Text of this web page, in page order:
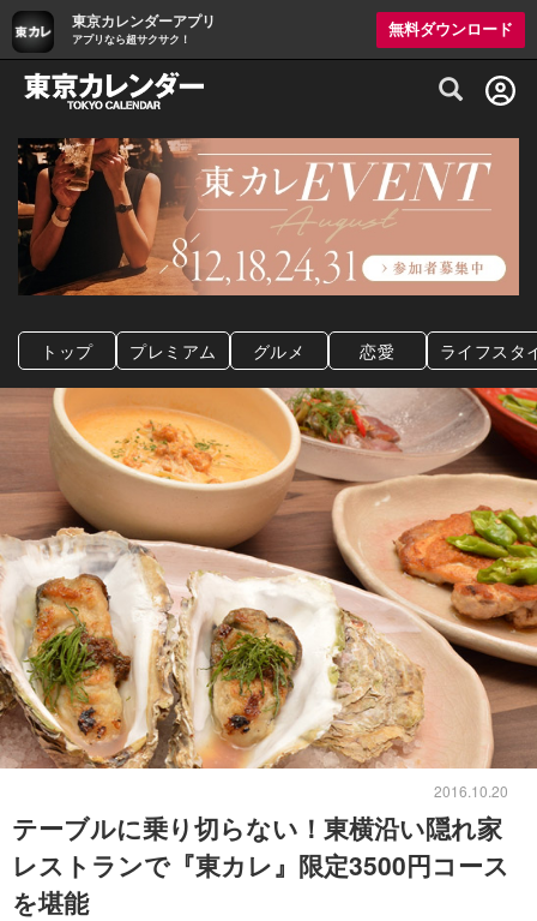
東京カレンダーアプリ
アプリなら超サクサク！
無料ダウンロード
グルメ情報・プレミアムレストラン予約
トップ プレミアム グルメ 恋愛 ライフスタ
2016.10.20
テーブルに乗り切らない！東横沿い隠れ家
レストランで『東カレ』限定3500円コース
を堪能